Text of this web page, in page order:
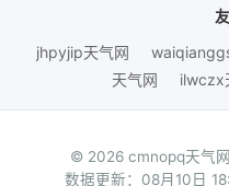
jhpyjip天气网
天气网
ilwczx
© 2026 cmnopq天气
数据更新：08月10日